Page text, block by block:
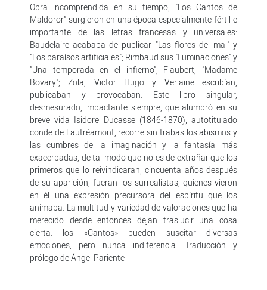
Obra incomprendida en su tiempo, "Los Cantos de
Maldoror" surgieron en una época especialmente fértil e
importante de las letras francesas y universales:
Baudelaire acababa de publicar "Las flores del mal" y
"Los paraísos artificiales"; Rimbaud sus "Iluminaciones" y
"Una temporada en el infierno"; Flaubert, "Madame
Bovary"; Zola, Victor Hugo y Verlaine escribían,
publicaban y provocaban. Este libro singular,
desmesurado, impactante siempre, que alumbró en su
breve vida Isidore Ducasse (1846-1870), autotitulado
conde de Lautréamont, recorre sin trabas los abismos y
las cumbres de la imaginación y la fantasía más
exacerbadas, de tal modo que no es de extrañar que los
primeros que lo reivindicaran, cincuenta años después
de su aparición, fueran los surrealistas, quienes vieron
en él una expresión precursora del espíritu que los
animaba. La multitud y variedad de valoraciones que ha
merecido desde entonces dejan traslucir una cosa
cierta: los «Cantos» pueden suscitar diversas
emociones, pero nunca indiferencia. Traducción y
prólogo de Ángel Pariente